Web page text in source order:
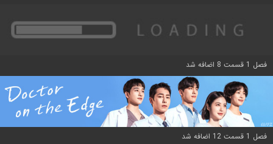
فصل 1 قسمت 8 اضافه شد
فصل 1 قسمت 12 اضافه شد